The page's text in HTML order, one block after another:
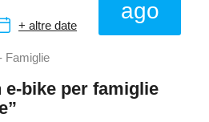
ago
+ altre date
Famiglie
e-bike per famiglie